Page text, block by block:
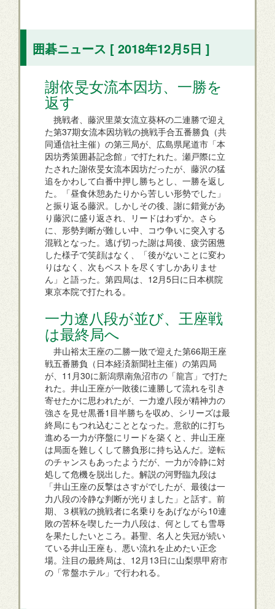
囲碁ニュース [ 2018年12月5日 ]
謝依旻女流本因坊、一勝を
返す
挑戦者、藤沢里菜女流立葵杯の二連勝で迎え
た第37期女流本因坊戦の挑戦手合五番勝負（共
同通信社主催）の第三局が、広島県尾道市「本
因坊秀策囲碁記念館」で打たれた。瀬戸際に立
たされた謝依旻女流本因坊だったが、藤沢の猛
追をかわして白番中押し勝ちとし、一勝を返し
た。「昼食休憩あたりから苦しい形勢でした」
と振り返る藤沢。しかしその後、謝に錯覚があ
り藤沢に盛り返され、リードはわずか。さら
に、形勢判断が難しい中、コウ争いに突入する
混戦となった。逃げ切った謝は局後、疲労困憊
した様子で笑顔はなく、「後がないことに変わ
りはなく、次もベストを尽くすしかありませ
ん」と語った。第四局は、12月5日に日本棋院
東京本院で打たれる。
一力遼八段が並び、王座戦
は最終局へ
井山裕太王座の二勝一敗で迎えた第66期王座
戦五番勝負（日本経済新聞社主催）の第四局
が、11月30に新潟県南魚沼市の「龍言」で打た
れた。井山王座が一敗後に連勝して流れを引き
寄せたかに思われたが、一力遼八段が精神力の
強さを見せ黒番1目半勝ちを収め、シリーズは最
終局にもつれ込むこととなった。意欲的に打ち
進める一力が序盤にリードを築くと、井山王座
は局面を難しくして勝負形に持ち込んだ。逆転
のチャンスもあったようだが、一力が冷静に対
処して危機を脱出した。解説の河野臨九段は
「井山王座の反撃はさすがでしたが、最後は一
力八段の冷静な判断が光りました」と話す。前
期、３棋戦の挑戦者に名乗りをあげながら10連
敗の苦杯を喫した一力八段は、何としても雪辱
を果たしたいところ。碁聖、名人と失冠が続い
ている井山王座も、悪い流れを止めたい正念
場。注目の最終局は、12月13日に山梨県甲府市
の「常盤ホテル」で行われる。